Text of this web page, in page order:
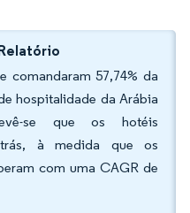
comandaram 57,74% da
hospitalidade da Arábia
se que os hotéis
à medida que os
com uma CAGR de